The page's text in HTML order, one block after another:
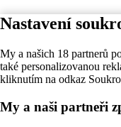
Nastavení
My a našich 18 partnerů
také personalizovanou
kliknutím na odkaz
My a naši partneři